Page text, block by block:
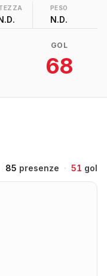
PESO
N.D.
GOL
68
85 presenze · 51 gol